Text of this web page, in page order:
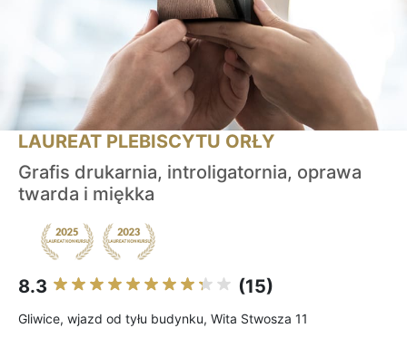
LAUREAT PLEBISCYTU ORŁY
Grafis drukarnia, introligatornia, oprawa
twarda i miękka
8.3 (15)
Gliwice, wjazd od tyłu budynku, Wita Stwosza 11